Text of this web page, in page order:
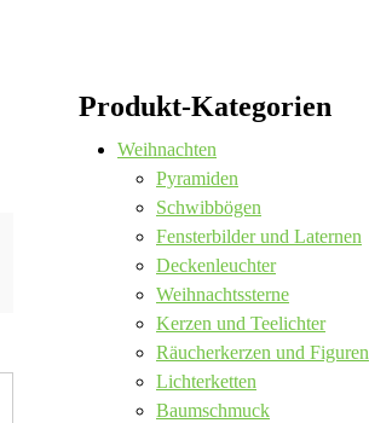
Produkt-Kategorien
Weihnachten
Pyramiden
Schwibbögen
Fensterbilder und Laternen
Deckenleuchter
Weihnachtssterne
Kerzen und Teelichter
Räucherkerzen und Figuren
Lichterketten
Baumschmuck